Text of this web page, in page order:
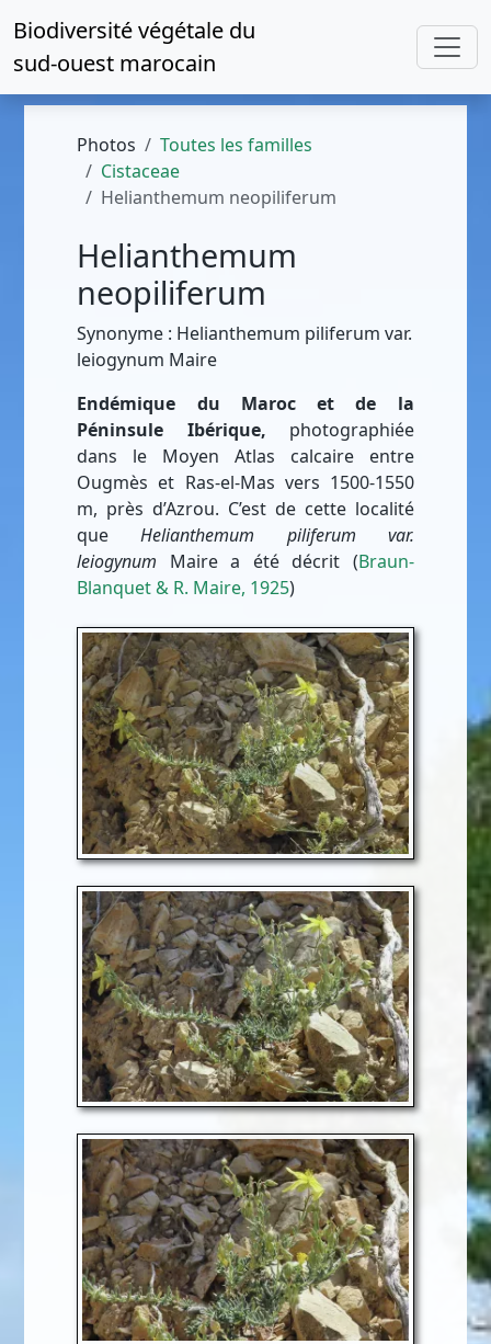
Biodiversité végétale du
sud-ouest marocain
Photos
Toutes les familles
Cistaceae
Helianthemum neopiliferum
Helianthemum
neopiliferum
Synonyme : Helianthemum piliferum var.
leiogynum Maire
Endémique du Maroc et de la
Péninsule Ibérique, photographiée
dans le Moyen Atlas calcaire entre
Ougmès et Ras-el-Mas vers 1500-1550
m, près d’Azrou. C’est de cette localité
queHelianthemum piliferum var.
leiogynum Maire a été décrit (Braun-
Blanquet & R. Maire, 1925)